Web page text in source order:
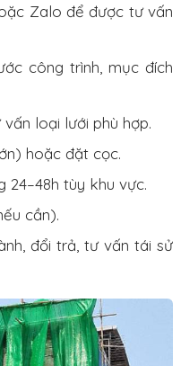
Zalo để được tư vấn
công trình, mục đích
loại lưới phù hợp.
hoặc đặt cọc.
24–48h tùy khu vực.
cần).
đổi trả, tư vấn tái sử